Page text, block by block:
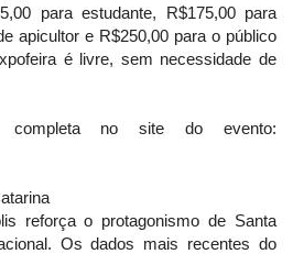
para estudante, R$175,00 para
apicultor e R$250,00 para o público
é livre, sem necessidade de
completa no site do evento:
reforça o protagonismo de Santa
Os dados mais recentes do